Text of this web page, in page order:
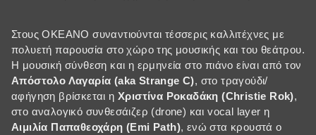
Στους OKEANO συναντιούνται τέσσερις καλλιτέχνες με
πολυετή παρουσία στο χώρο της μουσικής και του θεάτρου.
Η μουσική σύνθεση και η ερμηνεία στο πιάνο είναι από τον
Απόστολο Λαγαρία (aka Strange C), στο τραγούδι/
αφήγηση βρίσκεται η Χριστίνα Ροκαδάκη (Christie Rok),
στο αναλογικό συνθεσάιζερ (drone) και vocal layer η
Αιμιλία Παπαθεοχάρη (Emi Path), ενώ στα κρουστά ο